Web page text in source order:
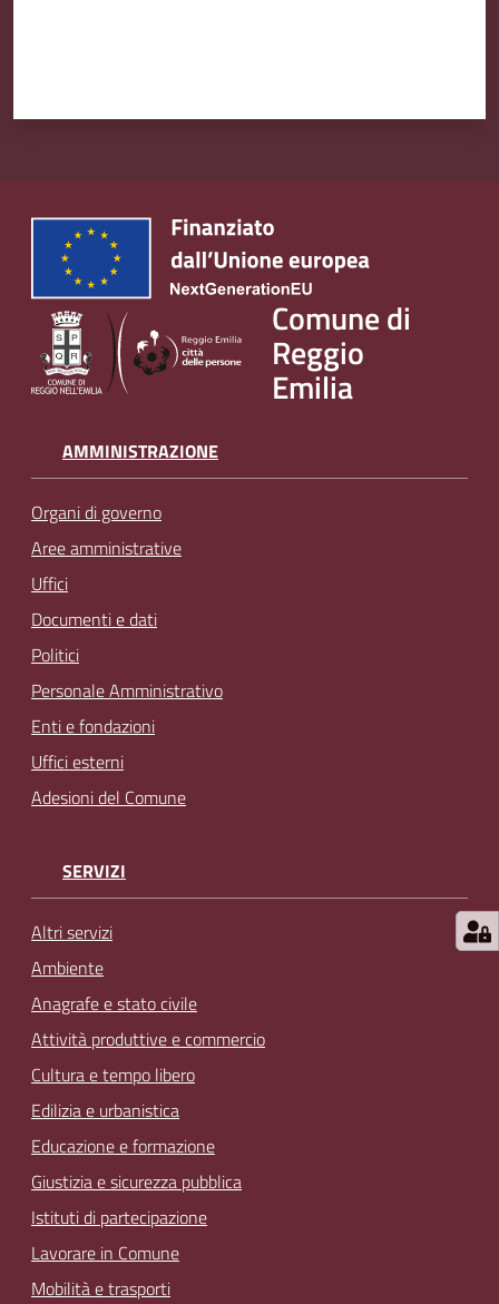
s
e
Seguici
su
Comune di
Reggio
Emilia
AMMINISTRAZIONE
Organi di governo
Aree amministrative
Uffici
Documenti e dati
Politici
Personale Amministrativo
Enti e fondazioni
Uffici esterni
Adesioni del Comune
SERVIZI
Altri servizi
Ambiente
Anagrafe e stato civile
Attività produttive e commercio
Cultura e tempo libero
Edilizia e urbanistica
Educazione e formazione
Giustizia e sicurezza pubblica
Istituti di partecipazione
Lavorare in Comune
Mobilità e trasporti